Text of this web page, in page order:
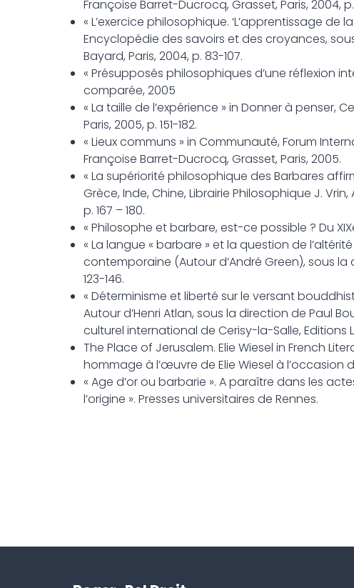
Françoise Barret-Ducrocq, Grasset, Paris, 2004, p.
« L’exercice philosophique. ‘L’apprentissage
Encyclopédie des savoirs et des croyances,
Bayard, Paris, 2004, p. 83-107.
« Présupposés philosophiques d’une réflexion
comparée, 2005
« La taille de l’expérience » in Donner à penser,
Paris, 2005, p. 151-182.
« Lieux communs » in Communauté, Forum
Françoise Barret-Ducrocq, Grasset, Paris, 2005.
« La supériorité philosophique des Barbares
Grèce, Inde, Chine, Librairie Philosophique J.
p. 167 – 180.
« Philosophe et barbare, est-ce possible ? Du
« La langue « barbare » et la question de
contemporaine (Autour d’André Green), sous la
123-146.
« Déterminisme et liberté sur le versant
Autour d’Henri Atlan, sous la direction de Paul
culturel international de Cerisy-la-Salle, Editions
The Place of Jerusalem. Elie Wiesel in French
hommage à l’œuvre de Elie Wiesel à l’occasion
« Age d’or ou barbarie ». A paraître dans les
l’origine ». Presses universitaires de Rennes.